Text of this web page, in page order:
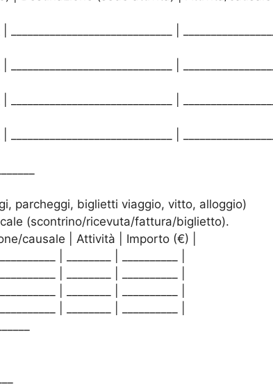
parcheggi, biglietti viaggio, vitto, alloggio)
(scontrino/ricevuta/fattura/biglietto).
causale | Attività | Importo (€) |